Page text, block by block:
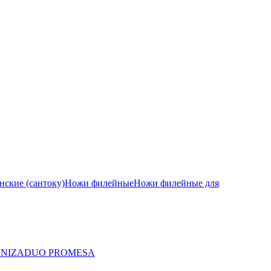
(сантоку)Ножи филейныеНожи филейные для
NIZADUO PROMESA